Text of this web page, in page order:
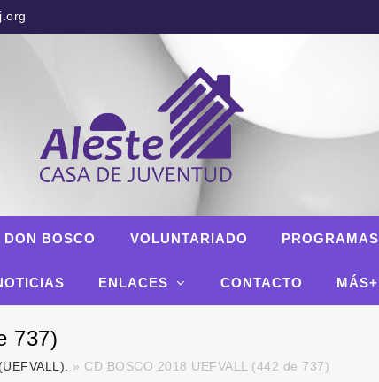
BOSCO VOLUNTARIADO PROGRAMAS
ENLACES CONTACTO MÁS+
737)
» CD BOSCO 2018 UEFVALL (442 de 737)